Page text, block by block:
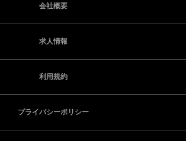
会社概要
求人情報
利用規約
プライバシーポリシー